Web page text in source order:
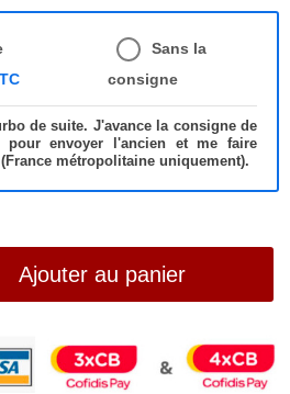
Sans la
consigne
de suite. J'avance la consigne de
pour envoyer l'ancien et me faire
métropolitaine uniquement).
Ajouter au panier